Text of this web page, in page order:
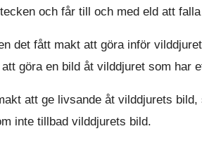
och får till och med eld att
det fått makt att göra inför
göra en bild åt vilddjuret som har
att ge livsande åt vilddjurets
inte tillbad vilddjurets bild.